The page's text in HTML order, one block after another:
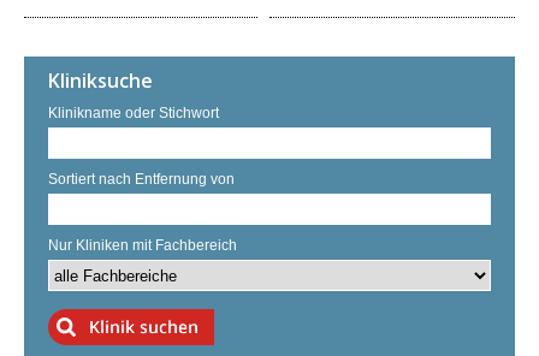
Kliniksuche
Klinikname oder Stichwort
Sortiert nach Entfernung von
Nur Kliniken mit Fachbereich